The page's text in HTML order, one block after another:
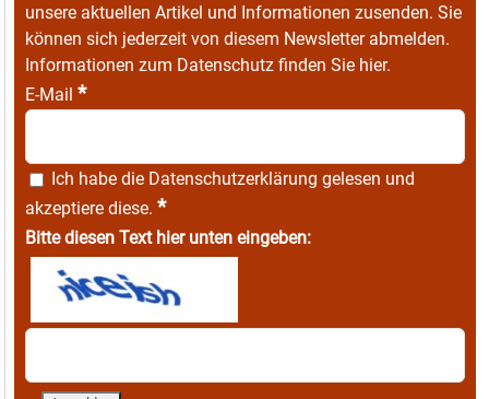
unsere aktuellen Artikel und Informationen zusenden. Sie
können sich jederzeit von diesem Newsletter abmelden.
Informationen zum Datenschutz finden Sie hier.
E-Mail *
Ich habe die Datenschutzerklärung gelesen und
akzeptiere diese. *
Bitte diesen Text hier unten eingeben: